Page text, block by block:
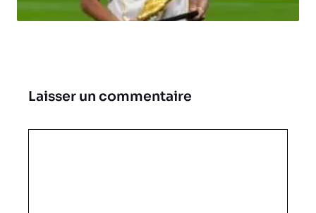
Laisser un commentaire